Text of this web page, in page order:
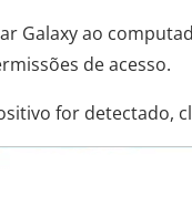
Galaxy ao
de acesso.
for detectado,